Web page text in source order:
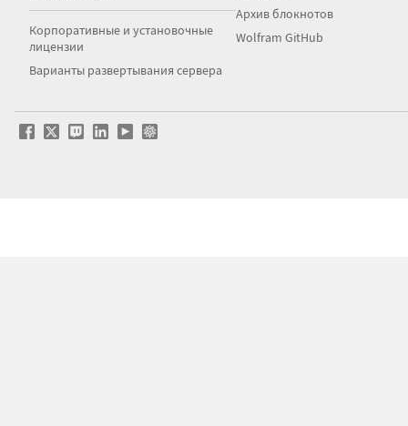
Корпоративные и установочные
лицензии
Варианты развертывания сервера
Архив блокнотов
Wolfram GitHub